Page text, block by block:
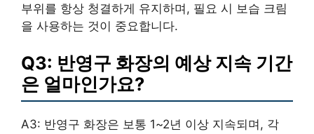
부위를 항상 청결하게 유지하며, 필요 시 보습 크림
을 사용하는 것이 중요합니다.
Q3: 반영구 화장의 예상 지속 기간
은 얼마인가요?
A3: 반영구 화장은 보통 1~2년 이상 지속되며, 각